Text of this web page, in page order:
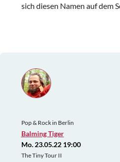
sich diesen Namen auf dem
Pop & Rock in Berlin
Balming Tiger
Mo. 23.05.22 19:00
The Tiny Tour II